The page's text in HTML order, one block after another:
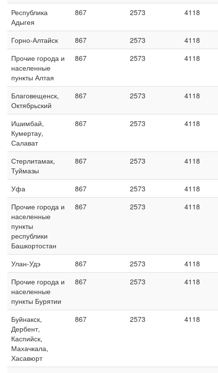
Республика
Адыгея
867 2573 4118
Горно-Алтайск 867 2573
4118
Прочие города и
населенные
пункты Алтая
867 2573 4118
Благовещенск,
Октябрьский
867 2573 4118
Ишимбай,
Кумертау,
Салават
867 2573 4118
Стерлитамак,
Туймазы
867 2573 4118
Уфа 867 2573
4118
Прочие города и
населенные
пункты
республики
Башкортостан
867 2573 4118
Улан-Удэ 867 2573
4118
Прочие города и
населенные
пункты Бурятии
867 2573 4118
Буйнакск,
Дербент,
Каспийск,
Махачкала,
Хасавюрт
867 2573 4118